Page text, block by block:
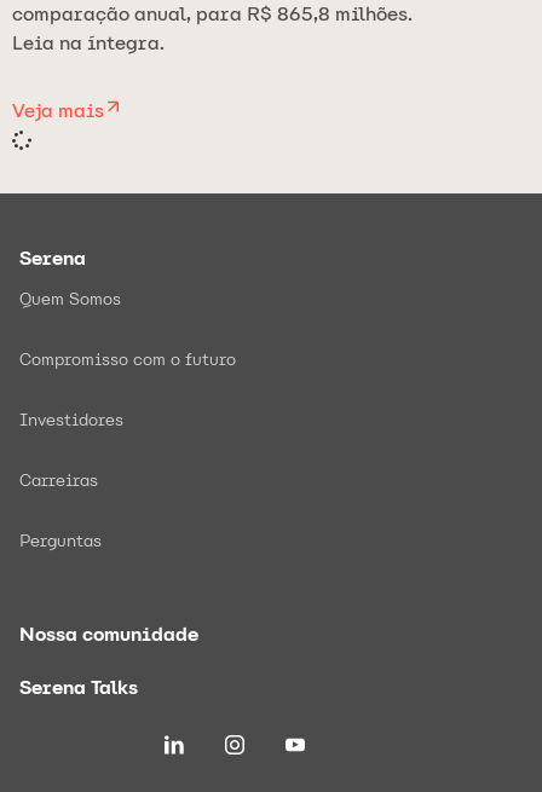
comparação anual, para R$ 865,8 milhões.
Leia na íntegra.
Veja mais
Serena
Quem Somos
Compromisso com o futuro
Investidores
Carreiras
Perguntas
Nossa comunidade
Serena Talks